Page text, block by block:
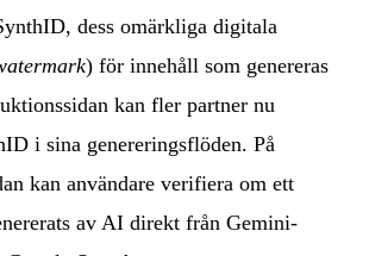
dess omärkliga digitala
) för innehåll som genereras
kan fler partner nu
i sina genereringsflöden. På
kan användare verifiera om ett
av AI direkt från Gemini-